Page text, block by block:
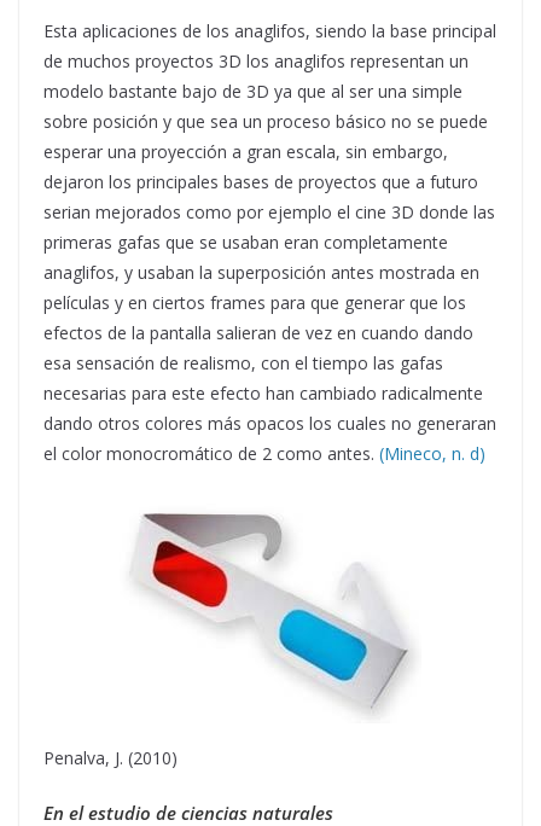
Esta aplicaciones de los anaglifos, siendo la base principal
de muchos proyectos 3D los anaglifos representan un
modelo bastante bajo de 3D ya que al ser una simple
sobre posición y que sea un proceso básico no se puede
esperar una proyección a gran escala, sin embargo,
dejaron los principales bases de proyectos que a futuro
serian mejorados como por ejemplo el cine 3D donde las
primeras gafas que se usaban eran completamente
anaglifos, y usaban la superposición antes mostrada en
películas y en ciertos frames para que generar que los
efectos de la pantalla salieran de vez en cuando dando
esa sensación de realismo, con el tiempo las gafas
necesarias para este efecto han cambiado radicalmente
dando otros colores más opacos los cuales no generaran
el color monocromático de 2 como antes. (Mineco, n. d)
Penalva, J. (2010)
En el estudio de ciencias naturales